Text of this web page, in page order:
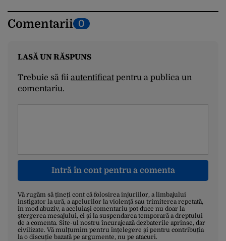
Comentarii 0
LASĂ UN RĂSPUNS
Trebuie să fii autentificatpentru a publica un
comentariu.
Intră în cont pentru a comenta
Vă rugăm să țineți cont că folosirea injuriilor, a limbajului
instigator la ură, a apelurilor la violență sau trimiterea repetată,
în mod abuziv, a aceluiași comentariu pot duce nu doar la
ștergerea mesajului, ci și la suspendarea temporară a dreptului
de a comenta. Site-ul nostru încurajează dezbaterile aprinse, dar
civilizate. Vă mulțumim pentru înțelegere și pentru contribuția
la o discuție bazată pe argumente, nu pe atacuri.